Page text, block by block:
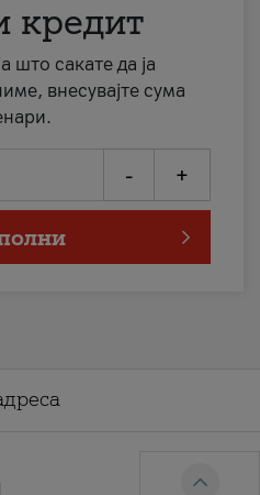
кредит
што сакате да ја
внесувајте сума
- +